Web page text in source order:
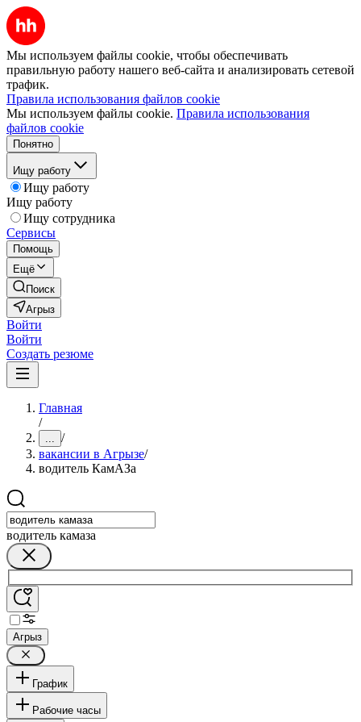
Мы используем файлы cookie, чтобы обеспечивать
правильную работу нашего веб-сайта и анализировать сетевой
трафик.
Правила использования файлов cookie
Мы используем файлы cookie. Правила использования
файлов cookie
Понятно
Ищу работу
Ищу работу
Ищу работу
Ищу сотрудника
Сервисы
Помощь
Ещё
Поиск
Агрыз
Войти
Войти
Создать резюме
Главная
/
... /
вакансии в Агрызе/
водитель КамАЗа
водитель камаза
Агрыз
График
Рабочие часы